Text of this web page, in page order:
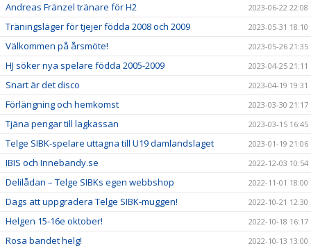
Andreas Fränzel tränare för H2 2023-06-22 22:08
Träningsläger för tjejer födda 2008 och 2009 2023-05-31 18:10
Välkommen på årsmöte! 2023-05-26 21:35
HJ söker nya spelare födda 2005-2009 2023-04-25 21:11
Snart är det disco 2023-04-19 19:31
Förlängning och hemkomst 2023-03-30 21:17
Tjäna pengar till lagkassan 2023-03-15 16:45
Telge SIBK-spelare uttagna till U19 damlandslaget 2023-01-19 21:06
IBIS och Innebandy.se 2022-12-03 10:54
Delilådan – Telge SIBKs egen webbshop 2022-11-01 18:00
Dags att uppgradera Telge SIBK-muggen! 2022-10-21 12:30
Helgen 15-16e oktober! 2022-10-18 16:17
Rosa bandet helg! 2022-10-13 13:00